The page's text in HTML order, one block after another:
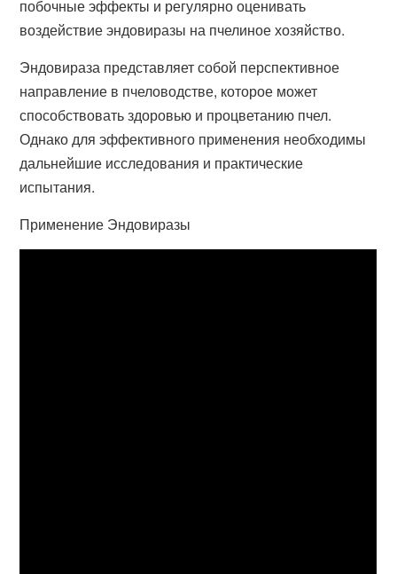
побочные эффекты и регулярно оценивать
воздействие эндовиразы на пчелиное хозяйство.
Эндовираза представляет собой перспективное
направление в пчеловодстве, которое может
способствовать здоровью и процветанию пчел.
Однако для эффективного применения необходимы
дальнейшие исследования и практические
испытания.
Применение Эндовиразы